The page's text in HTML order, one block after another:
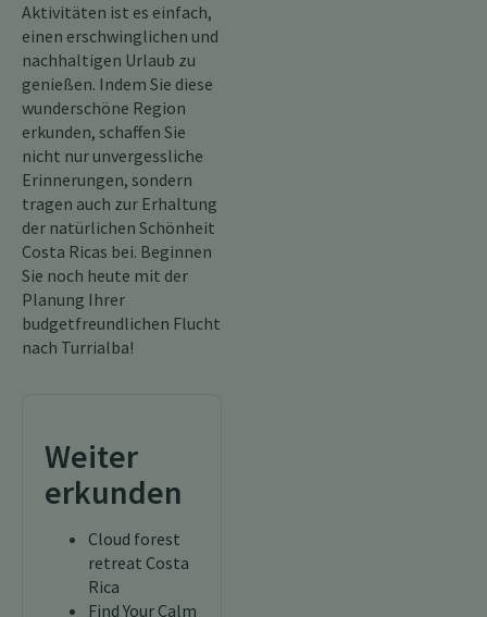
Aktivitäten ist es einfach,
einen erschwinglichen und
nachhaltigen Urlaub zu
genießen. Indem Sie diese
wunderschöne Region
erkunden, schaffen Sie
nicht nur unvergessliche
Erinnerungen, sondern
tragen auch zur Erhaltung
der natürlichen Schönheit
Costa Ricas bei. Beginnen
Sie noch heute mit der
Planung Ihrer
budgetfreundlichen Flucht
nach Turrialba!
Weiter
erkunden
Cloud forest
retreat Costa
Rica
Find Your Calm